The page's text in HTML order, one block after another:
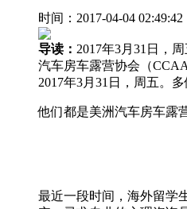
时间：2017-04-04
导读： 2017年3月31日，
汽车房车露营协会（
2017年3月31日，周五。
他们都是美洲汽车房车露
最近一段时间，海外留学